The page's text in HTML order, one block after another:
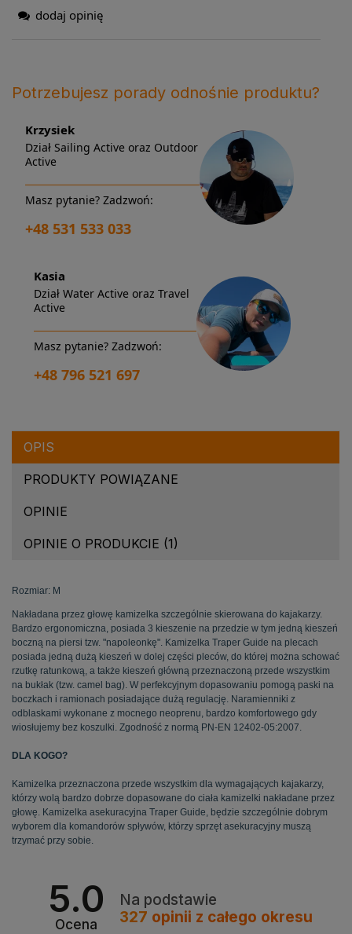
dodaj opinię
Potrzebujesz porady odnośnie produktu?
Krzysiek
Dział Sailing Active oraz Outdoor
Active
Masz pytanie? Zadzwoń:
+48 531 533 033
Kasia
Dział Water Active oraz Travel
Active
Masz pytanie? Zadzwoń:
+48 796 521 697
OPIS
PRODUKTY POWIĄZANE
OPINIE
OPINIE O PRODUKCIE (1)
Rozmiar: M
Nakładana przez głowę kamizelka szczególnie skierowana do kajakarzy.
Bardzo ergonomiczna, posiada 3 kieszenie na przedzie w tym jedną kieszeń
boczną na piersi tzw. "napoleonkę". Kamizelka Traper Guide na plecach
posiada jedną dużą kieszeń w dolej części pleców, do której można schować
rzutkę ratunkową, a także kieszeń główną przeznaczoną przede wszystkim
na bukłak (tzw. camel bag). W perfekcyjnym dopasowaniu pomogą paski na
boczkach i ramionach posiadające dużą regulację. Naramienniki z
odblaskami wykonane z mocnego neoprenu, bardzo komfortowego gdy
wiosłujemy bez koszulki. Zgodność z normą PN-EN 12402-05:2007.
DLA KOGO?
Kamizelka przeznaczona przede wszystkim dla wymagających kajakarzy,
którzy wolą bardzo dobrze dopasowane do ciała kamizelki nakładane przez
głowę. Kamizelka asekuracyjna Traper Guide, będzie szczególnie dobrym
wyborem dla komandorów spływów, którzy sprzęt asekuracyjny muszą
trzymać przy sobie.
5.0
Ocena
Na podstawie
327 opinii z całego okresu